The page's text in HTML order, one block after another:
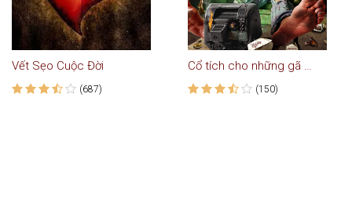
Vết Sẹo Cuộc Đời
(687)
Cổ tích cho những gã đàn ông
(150)